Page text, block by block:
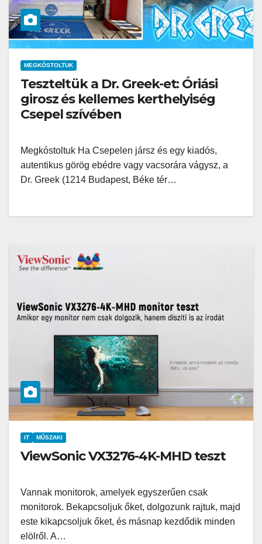
MEGKÓSTOLTUK
Teszteltük a Dr. Greek-et: Óriási
girosz és kellemes kerthelyiség
Csepel szívében
Megkóstoltuk Ha Csepelen jársz és egy kiadós,
autentikus görög ebédre vagy vacsorára vágysz, a
Dr. Greek (1214 Budapest, Béke tér…
IT MŰSZAKI
ViewSonic VX3276-4K-MHD teszt
Vannak monitorok, amelyek egyszerűen csak
monitorok. Bekapcsoljuk őket, dolgozunk rajtuk, majd
este kikapcsoljuk őket, és másnap kezdődik minden
elölről. A…